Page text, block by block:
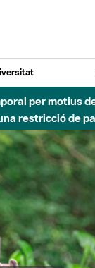
per motius
restricció de